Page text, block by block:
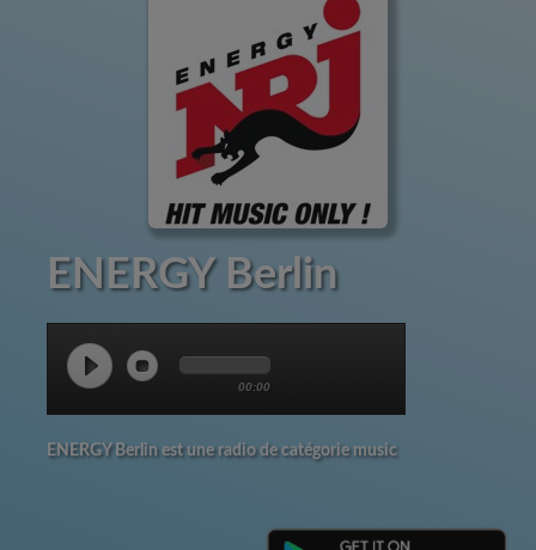
ENERGY Berlin
00:00
ENERGY Berlin est une radio de catégorie music